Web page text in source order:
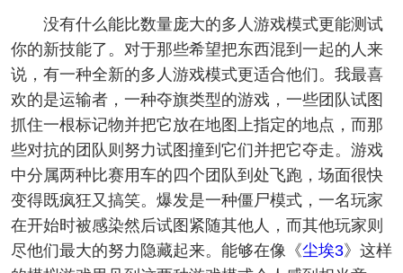
没有什么能比数量庞大的多人游戏模式更能测试
你的新技能了。对于那些希望把东西混到一起的人来
说，有一种全新的多人游戏模式更适合他们。我最喜
欢的是运输者，一种夺旗类型的游戏，一些团队试图
抓住一根标记物并把它放在地图上指定的地点，而那
些对抗的团队则努力试图撞到它们并把它夺走。游戏
中分属两种比赛用车的四个团队到处飞跑，场面很快
变得既疯狂又搞笑。爆发是一种僵尸模式，一名玩家
在开始时被感染然后试图紧随其他人，而其他玩家则
尽他们最大的努力隐藏起来。能够在像《尘埃3》这样